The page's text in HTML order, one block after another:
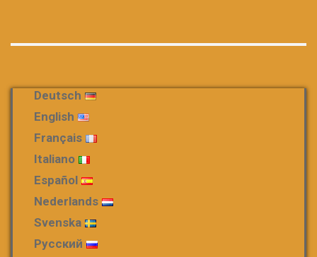
Deutsch
English
Français
Italiano
Español
Nederlands
Svenska
Русский